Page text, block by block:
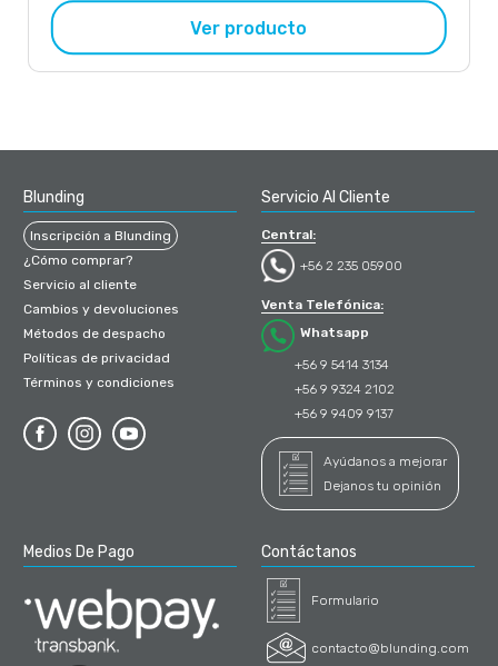
Ver producto
Blunding
Inscripción a Blunding
¿Cómo comprar?
Servicio al cliente
Cambios y devoluciones
Métodos de despacho
Políticas de privacidad
Términos y condiciones
Servicio Al Cliente
Central:
+56 2 235 05900
Venta Telefónica:
Whatsapp
+56 9 5414 3134
+56 9 9324 2102
+56 9 9409 9137
Ayúdanos a mejorar
Dejanos tu opinión
Medios De Pago Contáctanos
Formulario
contacto@blunding.com